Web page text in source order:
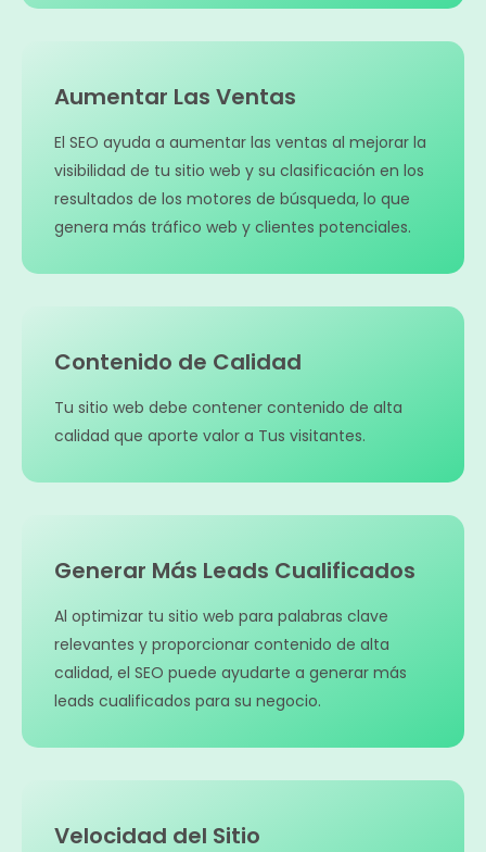
Aumentar Las Ventas
El SEO ayuda a aumentar las ventas al mejorar la
visibilidad de tu sitio web y su clasificación en los
resultados de los motores de búsqueda, lo que
genera más tráfico web y clientes potenciales.
Contenido de Calidad
Tu sitio web debe contener contenido de alta
calidad que aporte valor a Tus visitantes.
Generar Más Leads Cualificados
Al optimizar tu sitio web para palabras clave
relevantes y proporcionar contenido de alta
calidad, el SEO puede ayudarte a generar más
leads cualificados para su negocio.
Velocidad del Sitio